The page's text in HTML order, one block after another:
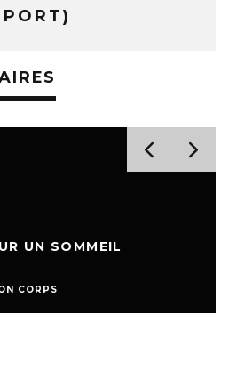
UN SOMMEIL
CORPS